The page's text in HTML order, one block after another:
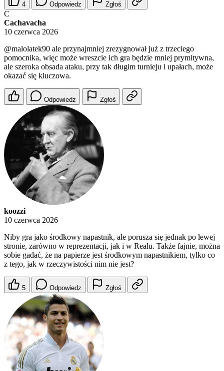
4 Odpowiedz Zgłoś
C
Cachavacha
10 czerwca 2026
@malolatek90 ale przynajmniej zrezygnował już z trzeciego
pomocnika, więc może wreszcie ich gra będzie mniej prymitywna,
ale szeroka obsada ataku, przy tak długim turnieju i upałach, może
okazać się kluczowa.
Odpowiedz Zgłoś
koozzi
10 czerwca 2026
Niby gra jako środkowy napastnik, ale porusza się jednak po lewej
stronie, zarówno w reprezentacji, jak i w Realu. Także fajnie, można
sobie gadać, że na papierze jest środkowym napastnikiem, tylko co
z tego, jak w rzeczywistości nim nie jest?
5 Odpowiedz Zgłoś